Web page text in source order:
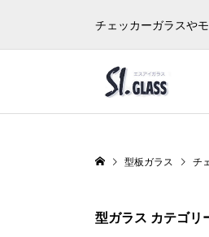
チェッカーガラスや
型板ガラス チ
型ガラス カテゴリ